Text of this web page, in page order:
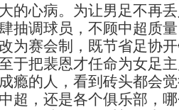
的心病。为让男足不再
抽调球员，不顾中超质
为赛会制，既节省足协
于把裴恩才任命为女足
的人，看到砖头都会觉
超，还是各个俱乐部，